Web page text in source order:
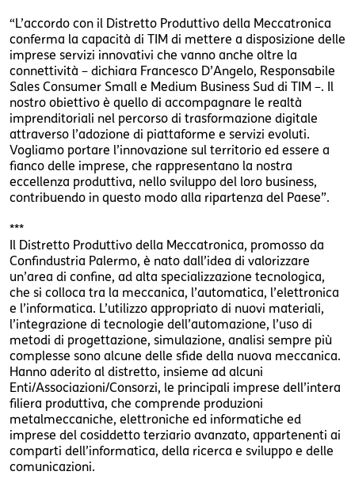
“L’accordo con il Distretto Produttivo della Meccatronica
conferma la capacità di TIM di mettere a disposizione delle
imprese servizi innovativi che vanno anche oltre la
connettività – dichiara Francesco D’Angelo, Responsabile
Sales Consumer Small e Medium Business Sud di TIM –. Il
nostro obiettivo è quello di accompagnare le realtà
imprenditoriali nel percorso di trasformazione digitale
attraverso l’adozione di piattaforme e servizi evoluti.
Vogliamo portare l’innovazione sul territorio ed essere a
fianco delle imprese, che rappresentano la nostra
eccellenza produttiva, nello sviluppo del loro business,
contribuendo in questo modo alla ripartenza del Paese”.
***
Il Distretto Produttivo della Meccatronica, promosso da
Confindustria Palermo, è nato dall’idea di valorizzare
un’area di confine, ad alta specializzazione tecnologica,
che si colloca tra la meccanica, l’automatica, l’elettronica
e l’informatica. L’utilizzo appropriato di nuovi materiali,
l’integrazione di tecnologie dell’automazione, l’uso di
metodi di progettazione, simulazione, analisi sempre più
complesse sono alcune delle sfide della nuova meccanica.
Hanno aderito al distretto, insieme ad alcuni
Enti/Associazioni/Consorzi, le principali imprese dell’intera
filiera produttiva, che comprende produzioni
metalmeccaniche, elettroniche ed informatiche ed
imprese del cosiddetto terziario avanzato, appartenenti ai
comparti dell’informatica, della ricerca e sviluppo e delle
comunicazioni.